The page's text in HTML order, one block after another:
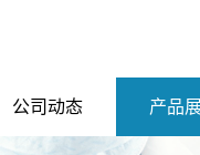
公司动态 产品